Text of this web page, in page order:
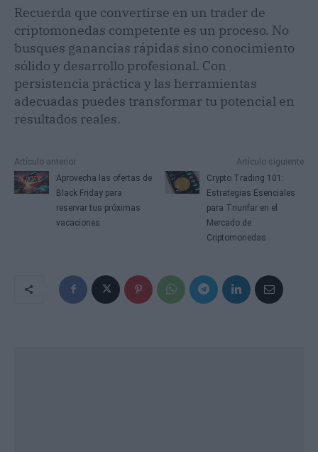
Recuerda que convertirse en un trader de
criptomonedas competente es un proceso. No
busques ganancias rápidas sino conocimiento
sólido y desarrollo profesional. Con
persistencia práctica y las herramientas
adecuadas puedes transformar tu potencial en
resultados reales.
Artículo anterior
Aprovecha las ofertas de
Black Friday para
reservar tus próximas
vacaciones
Artículo siguiente
Crypto Trading 101:
Estrategias Esenciales
para Triunfar en el
Mercado de
Criptomonedas